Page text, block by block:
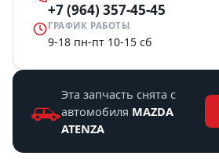
+7 (964) 357-45-45
ГРАФИК РАБОТЫ
9-18 пн-пт 10-15 сб
Эта запчасть снята с
автомобиля MAZDA
ATENZA